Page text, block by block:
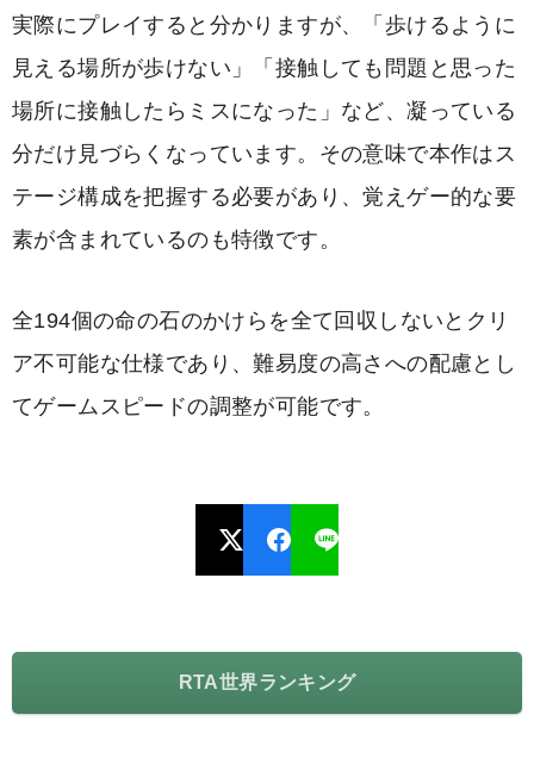
実際にプレイすると分かりますが、「歩けるように
見える場所が歩けない」「接触しても問題と思った
場所に接触したらミスになった」など、凝っている
分だけ見づらくなっています。その意味で本作はス
テージ構成を把握する必要があり、覚えゲー的な要
素が含まれているのも特徴です。
全194個の命の石のかけらを全て回収しないとクリ
ア不可能な仕様であり、難易度の高さへの配慮とし
てゲームスピードの調整が可能です。
RTA世界ランキング